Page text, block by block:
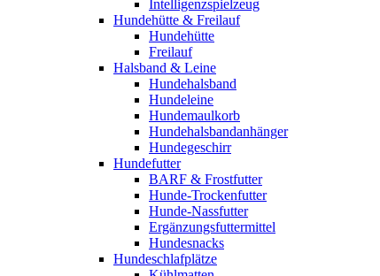
Intelligenzspielzeug
Hundehütte & Freilauf
Hundehütte
Freilauf
Halsband & Leine
Hundehalsband
Hundeleine
Hundemaulkorb
Hundehalsbandanhänger
Hundegeschirr
Hundefutter
BARF & Frostfutter
Hunde-Trockenfutter
Hunde-Nassfutter
Ergänzungsfuttermittel
Hundesnacks
Hundeschlafplätze